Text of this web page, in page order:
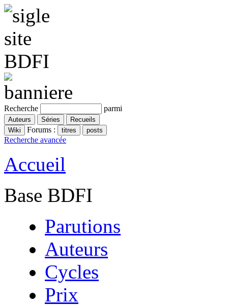
Recherche parmi
Forums :
Recherche avancée
Accueil
Base BDFI
Parutions
Auteurs
Cycles
Prix